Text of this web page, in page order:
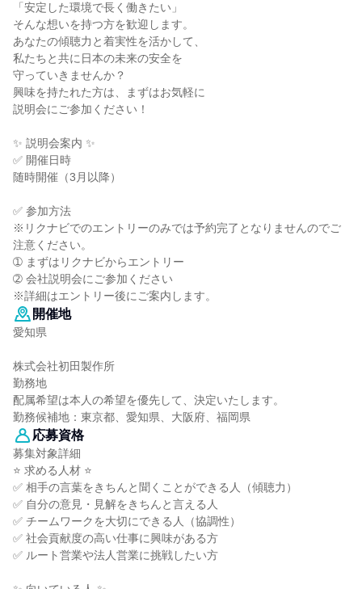
「安定した環境で長く働きたい」
そんな想いを持つ方を歓迎します。
あなたの傾聴力と着実性を活かして、
私たちと共に日本の未来の安全を
守っていきませんか？
興味を持たれた方は、まずはお気軽に
説明会にご参加ください！
✨ 説明会案内 ✨
✅ 開催日時
随時開催（3月以降）
✅ 参加方法
※リクナビでのエントリーのみでは予約完了となりませんのでご
注意ください。
➀ まずはリクナビからエントリー
➁ 会社説明会にご参加ください
※詳細はエントリー後にご案内します。
開催地
愛知県
株式会社初田製作所
勤務地
配属希望は本人の希望を優先して、決定いたします。
勤務候補地：東京都、愛知県、大阪府、福岡県
応募資格
募集対象詳細
⭐ 求める人材 ⭐
✅ 相手の言葉をきちんと聞くことができる人（傾聴力）
✅ 自分の意見・見解をきちんと言える人
✅ チームワークを大切にできる人（協調性）
✅ 社会貢献度の高い仕事に興味がある方
✅ ルート営業や法人営業に挑戦したい方